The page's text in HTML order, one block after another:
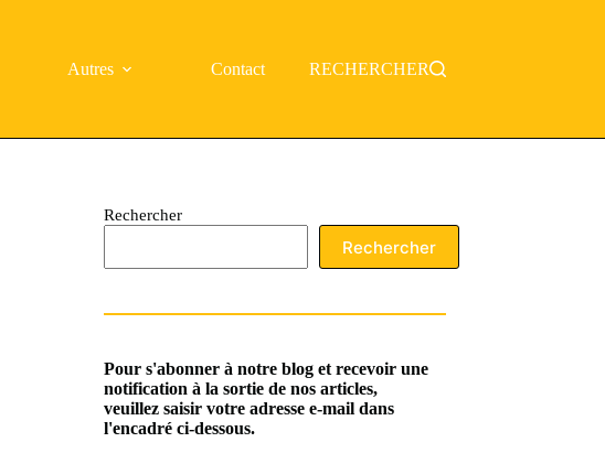
Autres Contact RECHERCHER
Rechercher
Rechercher
Pour s'abonner à notre blog et recevoir une
notification à la sortie de nos articles,
veuillez saisir votre adresse e-mail dans
l'encadré ci-dessous.